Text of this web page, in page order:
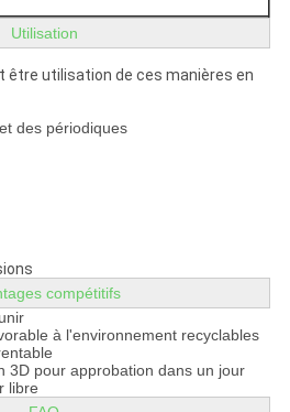
Utilisation
être utilisation de ces manières en
des périodiques
compétitifs
à l'environnement recyclables
3D pour approbation dans un jour
libre